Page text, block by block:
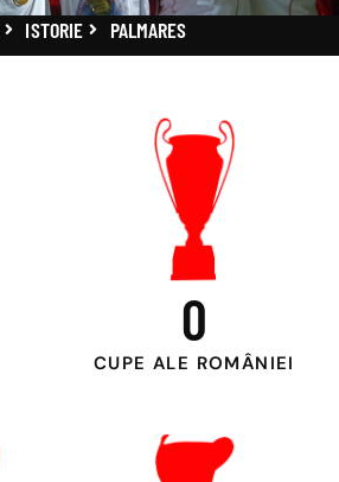
ISTORIE PALMARES
CUPE ALE ROMÂNIEI
0